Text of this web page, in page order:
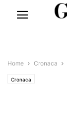
Home Cronaca
Cronaca